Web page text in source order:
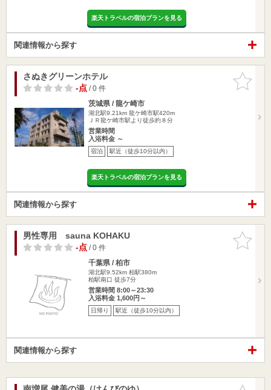
楽天トラベルの宿泊プランを見る
関連情報から探す
お気に入
りに追加
さぬきグリーンホテル
-点/ 0 件
茨城県 / 龍ケ崎市
湖北駅9.21km 龍ケ崎市駅420m
ＪＲ龍ケ崎市駅より徒歩約８分
営業時間
入浴料金 ～
宿泊 駅近（徒歩10分以内）
楽天トラベルの宿泊プランを見る
関連情報から探す
お気に入
りに追加
男性専用 sauna KOHAKU
-点/ 0 件
千葉県 / 柏市
湖北駅9.52km 柏駅380m
柏駅南口 徒歩7分
営業時間 8:00～23:30
入浴料金 1,600円～
日帰り 駅近（徒歩10分以内）
関連情報から探す